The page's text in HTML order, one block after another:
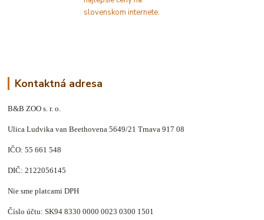
Kontaktná adresa
B&B ZOO s. r. o.
Ulica Ludvika van Beethovena 5649/21 Trnava 917 08
IČO: 55 661 548
DIČ: 2122056145
Nie sme platcami DPH
Číslo účtu: SK94 8330 0000 0023 0300 1501